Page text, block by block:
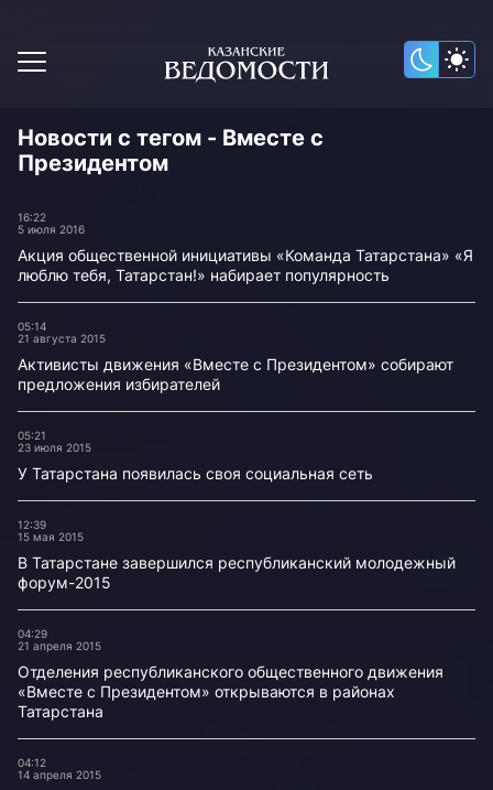
Новости с тегом - Вместе с
Президентом
16:22
5 июля 2016
Акция общественной инициативы «Команда Татарстана» «Я
люблю тебя, Татарстан!» набирает популярность
05:14
21 августа 2015
Активисты движения «Вместе с Президентом» собирают
предложения избирателей
05:21
23 июля 2015
У Татарстана появилась своя социальная сеть
12:39
15 мая 2015
В Татарстане завершился республиканский молодежный
форум-2015
04:29
21 апреля 2015
Отделения республиканского общественного движения
«Вместе с Президентом» открываются в районах
Татарстана
04:12
14 апреля 2015